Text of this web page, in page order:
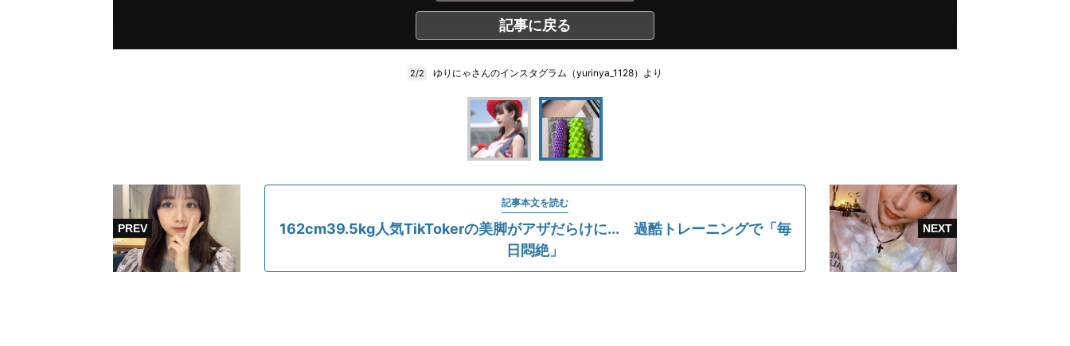
記事に戻る
2/2 ゆりにゃさんのインスタグラム（yurinya_1128）より
記事本文を読む
162cm39.5kg人気TikTokerの美脚がアザだらけに... 過酷トレーニングで「毎
日悶絶」